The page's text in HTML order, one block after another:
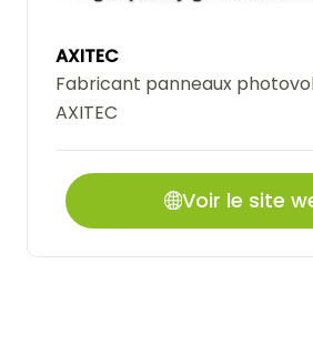
AXITEC
Fabricant panneaux
AXITEC
Voir le site